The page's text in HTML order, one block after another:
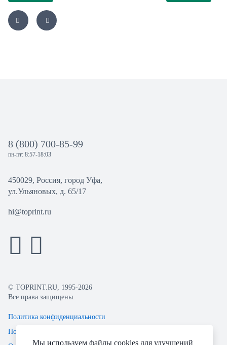
8 (800) 700-85-99
пн-пт: 8:57-18:03
450029, Россия, город Уфа,
ул.Ульяновых, д. 65/17
hi@toprint.ru
© TOPRINT.RU, 1995-2026
Все права защищены.
Политика конфиденциальности
Пользовательское соглашение
Мы используем файлы cookies для улучшений